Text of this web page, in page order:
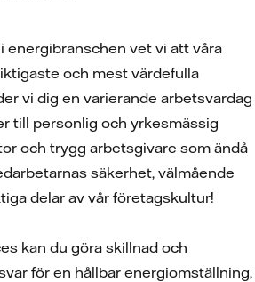
energibranschen vet vi att våra
och mest värdefulla
vi dig en varierande arbetsvardag
till personlig och yrkesmässig
och trygg arbetsgivare som ändå
säkerhet, välmående
delar av vår företagskultur!
kan du göra skillnad och
för en hållbar energiomställning,